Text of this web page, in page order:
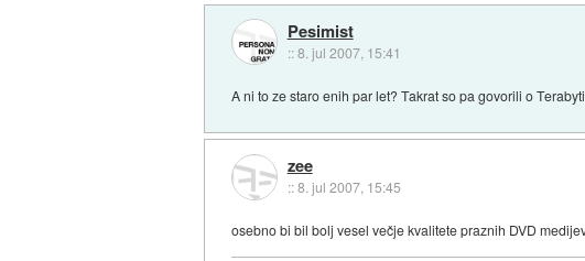
Pesimist
::8. jul 2007, 15:41
A ni to ze staro enih par let? Takrat so pa govorili o
zee
::8. jul 2007, 15:45
osebno bi bil bolj vesel večje kvalitete praznih DVD